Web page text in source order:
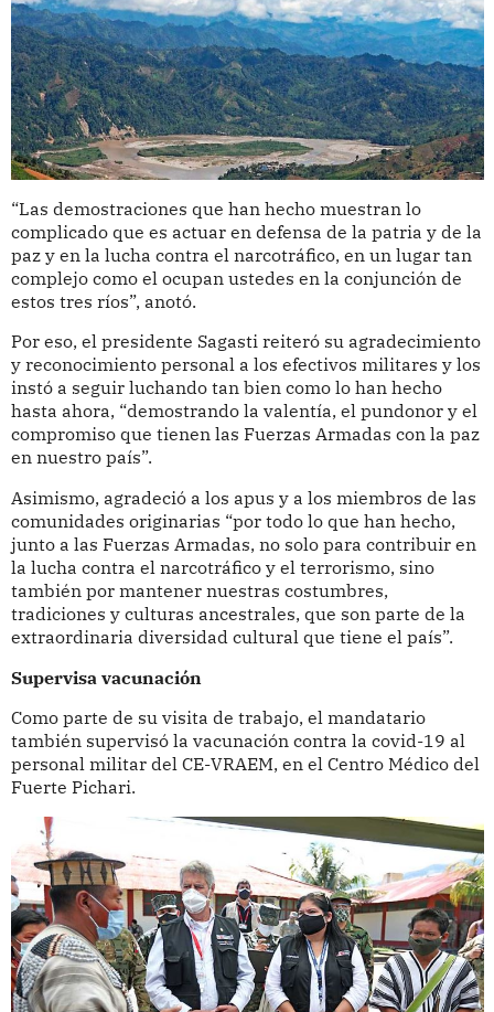
“Las demostraciones que han hecho muestran lo
complicado que es actuar en defensa de la patria y de la
paz y en la lucha contra el narcotráfico, en un lugar tan
complejo como el ocupan ustedes en la conjunción de
estos tres ríos”, anotó.
Por eso, el presidente Sagasti reiteró su agradecimiento
y reconocimiento personal a los efectivos militares y los
instó a seguir luchando tan bien como lo han hecho
hasta ahora, “demostrando la valentía, el pundonor y el
compromiso que tienen las Fuerzas Armadas con la paz
en nuestro país”.
Asimismo, agradeció a los apus y a los miembros de las
comunidades originarias “por todo lo que han hecho,
junto a las Fuerzas Armadas, no solo para contribuir en
la lucha contra el narcotráfico y el terrorismo, sino
también por mantener nuestras costumbres,
tradiciones y culturas ancestrales, que son parte de la
extraordinaria diversidad cultural que tiene el país”.
Supervisa vacunación
Como parte de su visita de trabajo, el mandatario
también supervisó la vacunación contra la covid-19 al
personal militar del CE-VRAEM, en el Centro Médico del
Fuerte Pichari.